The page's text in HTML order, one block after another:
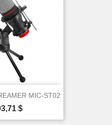
MIC-ST02
$